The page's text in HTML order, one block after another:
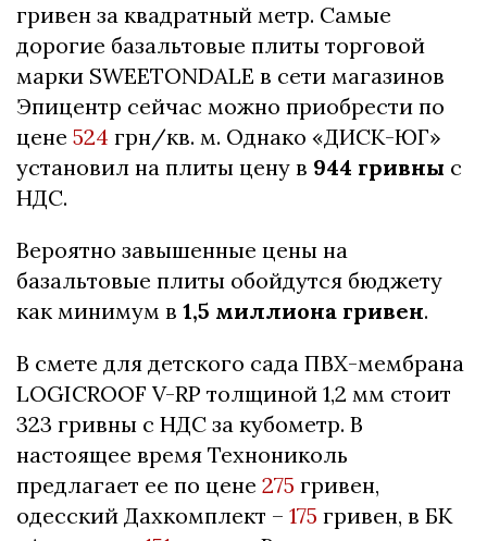
гривен за квадратный метр. Самые
дорогие базальтовые плиты торговой
марки SWEETONDALE в сети магазинов
Эпицентр сейчас можно приобрести по
цене 524 грн/кв. м. Однако «ДИСК-ЮГ»
установил на плиты цену в 944 гривны с
НДС.
Вероятно завышенные цены на
базальтовые плиты обойдутся бюджету
как минимум в 1,5 миллиона гривен.
В смете для детского сада ПВХ-мембрана
LOGICROOF V-RP толщиной 1,2 мм стоит
323 гривны с НДС за кубометр. В
настоящее время Технониколь
предлагает ее по цене 275 гривен,
одесский Дахкомплект – 175 гривен, в БК